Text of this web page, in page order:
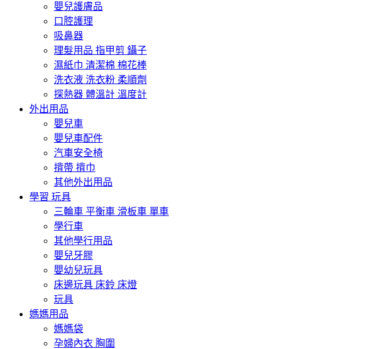
嬰兒護膚品
口腔護理
吸鼻器
理髮用品 指甲剪 鑷子
濕紙巾 清潔棉 棉花棒
洗衣液 洗衣粉 柔順劑
探熱器 體溫計 溫度計
外出用品
嬰兒車
嬰兒車配件
汽車安全椅
揹帶 揹巾
其他外出用品
學習 玩具
三輪車 平衡車 滑板車 單車
學行車
其他學行用品
嬰兒牙膠
嬰幼兒玩具
床邊玩具 床鈴 床燈
玩具
媽媽用品
媽媽袋
孕婦內衣 胸圍